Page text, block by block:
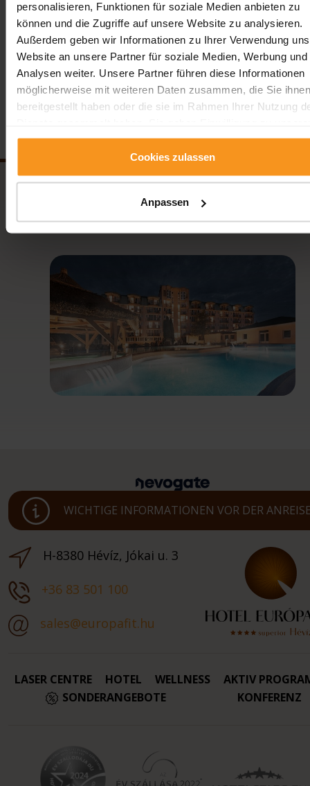
personalisieren, Funktionen für soziale Medien anbieten zu
können und die Zugriffe auf unsere Website zu analysieren.
Außerdem geben wir Informationen zu Ihrer Verwendung
Website an unsere Partner für soziale Medien, Werbung und
Analysen weiter. Unsere Partner führen diese Informationen
möglicherweise mit weiteren Daten zusammen, die Sie ihnen
bereitgestellt haben oder die sie im Rahmen Ihrer Nutzung
Cookies, wenn Sie unsere Webseite weiterhin nutzen.
Cookies zulassen
Anpassen
Vorherige
Nachrichten
Zurück
Nächste
Folgen Sie uns!
WICHTIGE INFORMATIONEN VOR DER
H-8380 Hévíz, Jókai u. 3
+36 83 501 100
sales@europafit.hu
LASER CENTRE HOTEL WELLNESS
AKTIV
SONDERANGEBOTE
KONFERENZ